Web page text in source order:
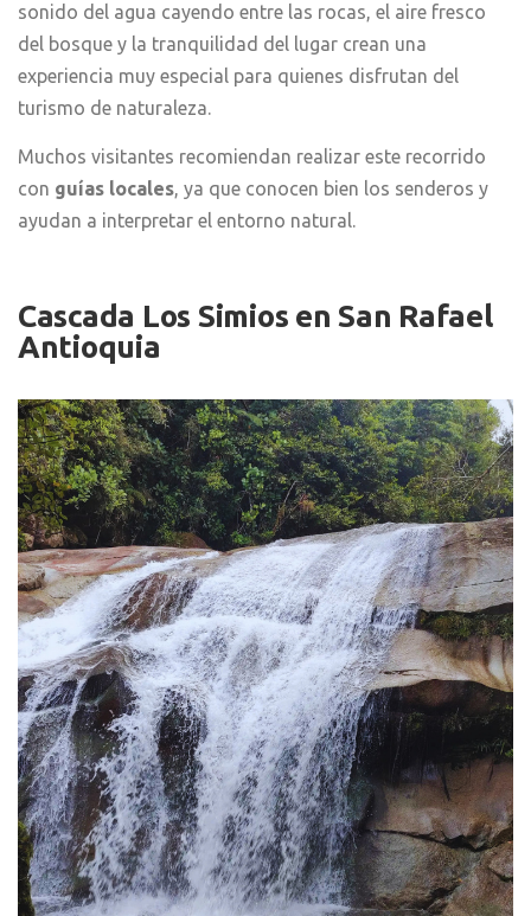
sonido del agua cayendo entre las rocas, el aire fresco
del bosque y la tranquilidad del lugar crean una
experiencia muy especial para quienes disfrutan del
turismo de naturaleza.
Muchos visitantes recomiendan realizar este recorrido
con guías locales , ya que conocen bien los senderos y
ayudan a interpretar el entorno natural.
Cascada Los Simios en San Rafael
Antioquia